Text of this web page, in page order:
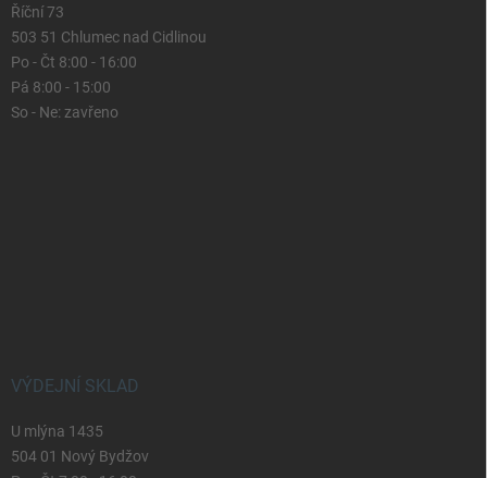
Říční 73
503 51 Chlumec nad Cidlinou
Po - Čt 8:00 - 16:00
Pá 8:00 - 15:00
So - Ne: zavřeno
VÝDEJNÍ SKLAD
U mlýna 1435
504 01 Nový Bydžov